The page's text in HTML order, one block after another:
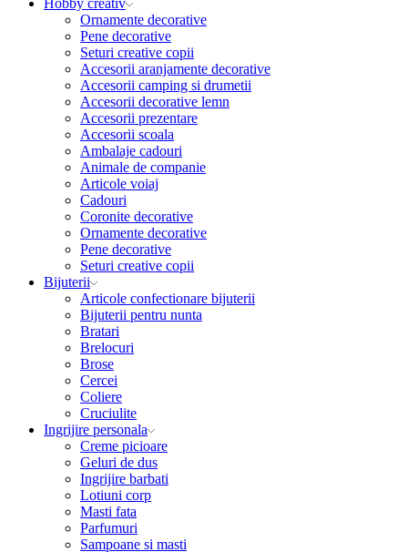
Hobby creativ
Ornamente decorative
Pene decorative
Seturi creative copii
Accesorii aranjamente decorative
Accesorii camping si drumetii
Accesorii decorative lemn
Accesorii prezentare
Accesorii scoala
Ambalaje cadouri
Animale de companie
Articole voiaj
Cadouri
Coronite decorative
Ornamente decorative
Pene decorative
Seturi creative copii
Bijuterii
Articole confectionare bijuterii
Bijuterii pentru nunta
Bratari
Brelocuri
Brose
Cercei
Coliere
Cruciulite
Ingrijire personala
Creme picioare
Geluri de dus
Ingrijire barbati
Lotiuni corp
Masti fata
Parfumuri
Sampoane si masti